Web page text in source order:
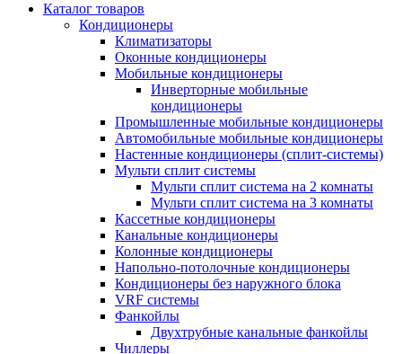
Каталог товаров
Кондиционеры
Климатизаторы
Оконные кондиционеры
Мобильные кондиционеры
Инверторные мобильные
кондиционеры
Промышленные мобильные кондиционеры
Автомобильные мобильные кондиционеры
Настенные кондиционеры (сплит-системы)
Мульти сплит системы
Мульти сплит система на 2 комнаты
Мульти сплит система на 3 комнаты
Кассетные кондиционеры
Канальные кондиционеры
Колонные кондиционеры
Напольно-потолочные кондиционеры
Кондиционеры без наружного блока
VRF системы
Фанкойлы
Двухтрубные канальные фанкойлы
Чиллеры